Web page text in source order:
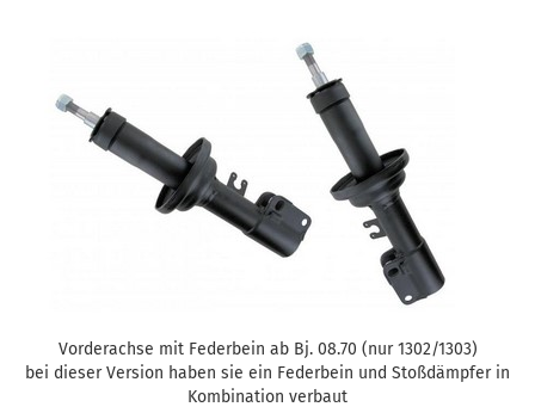
Vorderachse mit Federbein ab Bj. 08.70 (nur 1302/1303)
bei dieser Version haben sie ein Federbein und Stoßdämpfer in
Kombination verbaut